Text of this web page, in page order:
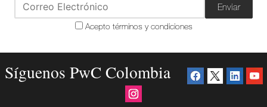
Enviar
Acepto términos y condiciones
Síguenos PwC Colombia